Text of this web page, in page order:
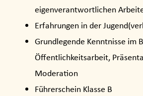
eigenverantwortlichen
Erfahrungen in der
Grundlegende Kenntnisse im
Öffentlichkeitsarbeit,
Moderation
Führerschein Klasse B